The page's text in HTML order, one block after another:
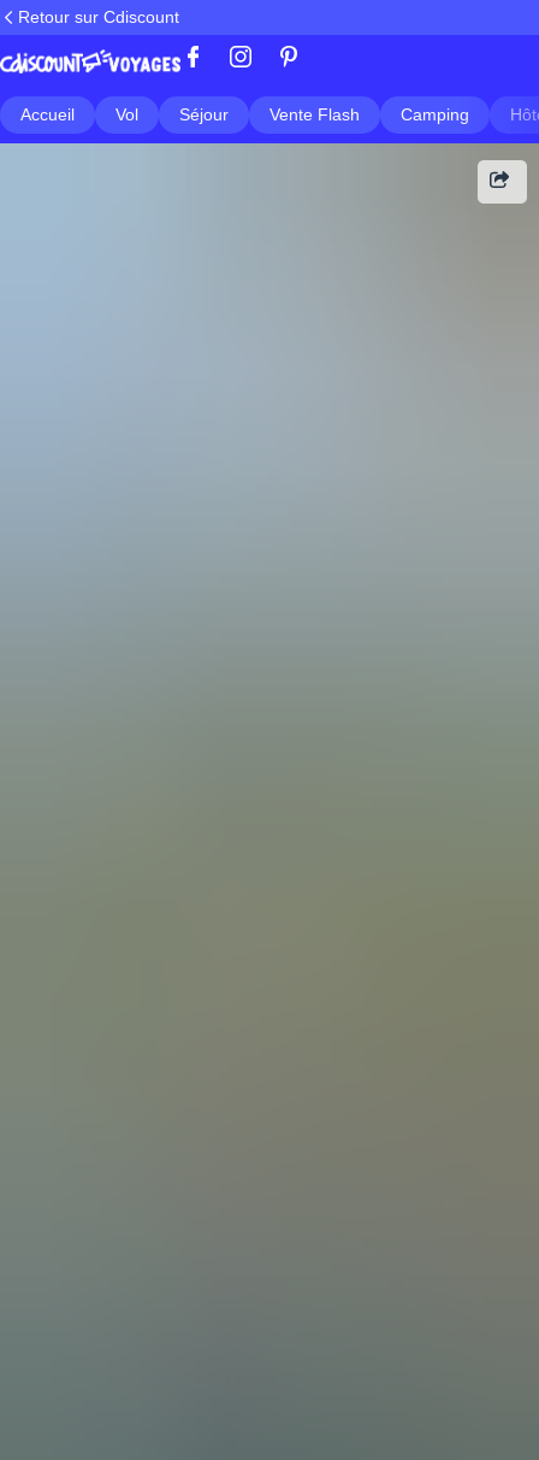
Retour sur Cdiscount
Accueil Vol Séjour Vente Flash Camping